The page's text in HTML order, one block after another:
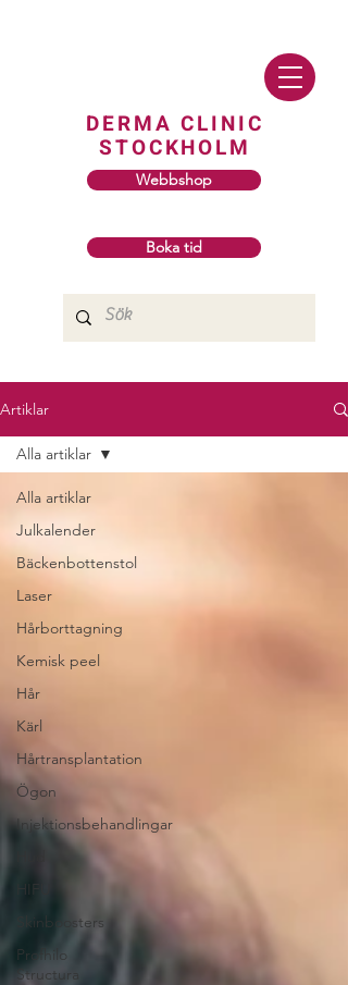
DERMA CLINIC
STOCKHOLM
Webbshop
Boka tid
Artiklar
Alla artiklar
Julkalender
Bäckenbottenstol
Laser
Hårborttagning
Kemisk peel
Hår
Kärl
Hårtransplantation
Ögon
Injektionsbehandlingar
Skinboosters
Profhilo
Structura
Alla artiklar